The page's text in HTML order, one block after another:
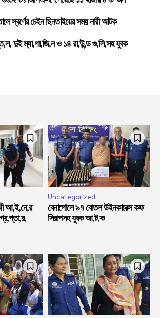
স্বর্ণের চেইন ছিনতাইয়ের সময় নারী আটক
দুই ম্যা,গা,জি,ন ও ১৪ রা,উ,ন্ড গু,লি,সহ যুবক
আ,ই,নে,র
Uncategorized
বেনাপোলে ৯৭ বোতল উইনকারেক্স কফ
সিরাপসহ যুবক আ,ট,ক